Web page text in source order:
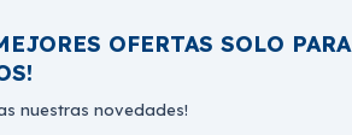
OFERTAS SOLO PARA
nuestras novedades!